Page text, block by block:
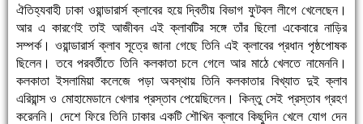
ঐতিহ্যবাহী ঢাকা ওয়ান্ডারার্স ক্লাবের হয়ে দ্বিতীয় বিভাগ ফুটবল লীগে খেলেছেন।
আর এ কারণেই তাই আজীবন এই ক্লাবটির সঙ্গে তাঁর ছিলো একেবারে নাড়ির
সম্পর্ক। ওয়ান্ডারার্স ক্লাব সূত্রে জানা গেছে তিনি এই ক্লাবের প্রধান পৃষ্ঠপোষক
ছিলেন। তবে পরবর্তীতে তিনি কলকাতা চলে গেলে আর মাঠে খেলতে নামেননি।
কলকাতা ইসলামিয়া কলেজে পড়া অবস্থায় তিনি কলকাতার বিখ্যাত দুই ক্লাব
এরিয়ান্স ও মোহামেডানে খেলার প্রস্তাব পেয়েছিলেন। কিন্তু সেই প্রস্তাব গ্রহণ
করেননি। দেশে ফিরে তিনি ঢাকার একটি শৌখিন ক্লাবে কিছুদিন খেলে যোগ দেন